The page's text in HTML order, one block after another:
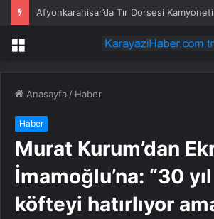
Menü
Anasayfa / Haber
Haber
Murat Kurum’dan
İmamoğlu’na: “30
köfteyi hatırlıyor